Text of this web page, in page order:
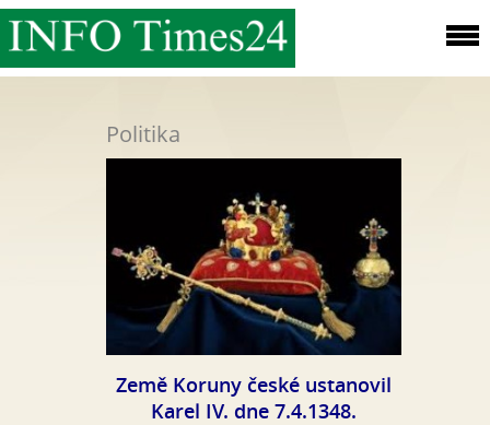
Politika
Země Koruny české ustanovil
Karel IV. dne 7.4.1348.